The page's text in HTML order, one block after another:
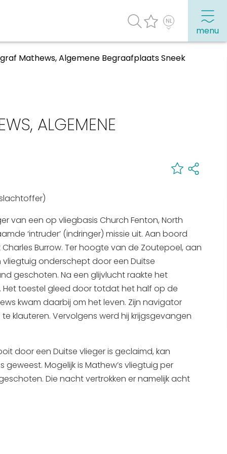
menu
Vakantie vieren in Sneek
De leukste routes
Interactieve plattegrond van
Sneek
Winkelen in Sneek
Bootverhuur
Mathews, Algemene Begraafplaats Sneek
ALGEMENE
van een op vliegbasis Church Fenton, North
‘intruder’ (indringer) missie uit. Aan boord
Burrow. Ter hoogte van de Zoutepoel, aan
vliegtuig onderschept door een Duitse
geschoten. Na een glijvlucht raakte het
Het toestel gleed door totdat het half op de
kwam daarbij om het leven. Zijn navigator
klauteren. Vervolgens werd hij krijgsgevangen
door een Duitse vlieger is geclaimd, kan
Mogelijk is Mathew’s vliegtuig per
Die nacht vertrokken er namelijk acht